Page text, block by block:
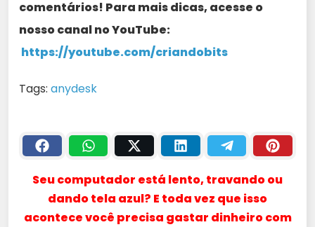
comentários! Para mais dicas, acesse o
nosso canal no YouTube:
https://youtube.com/criandobits
Tags: anydesk
Seu computador está lento, travando ou
dando tela azul? E toda vez que isso
acontece você precisa gastar dinheiro com